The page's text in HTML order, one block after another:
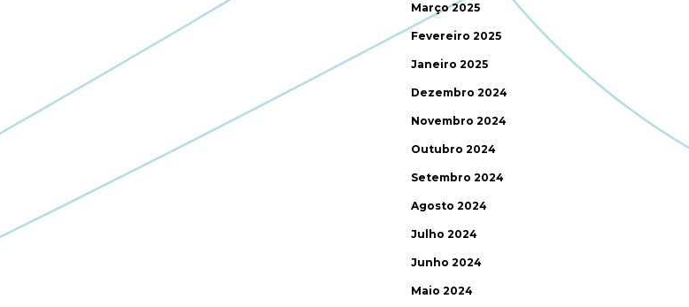
Março 2025
Fevereiro 2025
Janeiro 2025
Dezembro 2024
Novembro 2024
Outubro 2024
Setembro 2024
Agosto 2024
Julho 2024
Junho 2024
Maio 2024